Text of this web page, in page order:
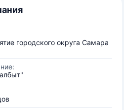
городского округа Самара